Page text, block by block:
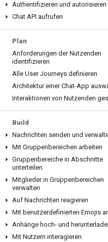
Authentifizieren und autorisieren
Chat API aufrufen
Plan
Anforderungen der Nutzenden
identifizieren
Alle User Journeys definieren
Architektur einer Chat-App
Interaktionen von Nutzenden
Build
Nachrichten senden und
Mit Gruppenbereichen arbeiten
Gruppenbereiche in Abschnitte
unterteilen
Mitglieder in Gruppenbereichen
verwalten
Auf Nachrichten reagieren
Mit benutzerdefinierten Emojis
Anhänge hoch- und
Mit Nutzern interagieren